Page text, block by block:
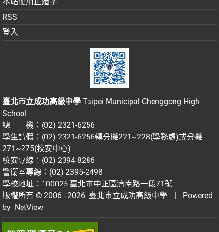
RSS
登入
臺北市立成功高級中學 Taipei Municipal Chenggong High
School
總 機：(02) 2321-6256
學生請假：(02) 2321-6256轉分機221~228(學務處)或分機
271~275(校安中心)
校安專線：(02) 2394-8286
警衛室專線：(02) 2395-2498
學校地址：100025 臺北市中正區濟南路一段71號
版權所有 © 2006 - 2026 臺北市立成功高級中學
| Powered
by NetView